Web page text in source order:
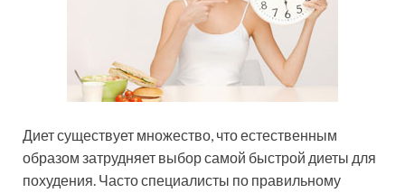
Диет существует множество, что естественным
образом затрудняет выбор самой быстрой диеты для
похудения. Часто специалисты по правильному